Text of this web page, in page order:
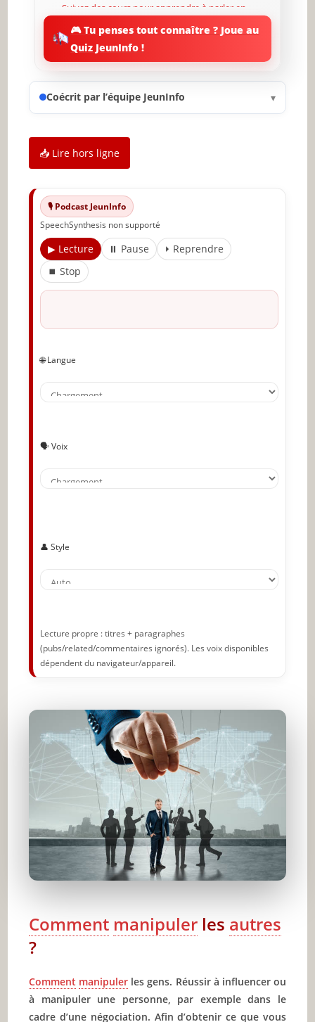
Suivez des cours pour apprendre à parler en
public
L’influence sociale est étroitement liée à
l’empathie
honnêtement et sincèrement
Soyez charismatique
Éveiller d’abord un ardent désir chez celui que
vous souhaitez influencer
Inspirez-vous des maitres du genre
Apprenez à étudier les gens
Utiliser le prénom de la personne
Faites suivre une demande déraisonnable par
une autre, plus sensée
Faites une demande inhabituelle avant de
Le pied dans la porte
Utilisez la corruption
Jouez à la victime
Classer émotionnellement la personne
Le défi
Ne cassez pas votre personnage
Manipulez vos amis(es)
Manipulez l’être cher
Travaillez votre image
Manipulez votre chef
Conclusion
✨ Nouveau sur JeunInfo ?
Articles recommandés
🎮 Tu penses tout connaître ? Joue au
Quiz JeunInfo !
Coécrit par l’équipe JeunInfo ▾
📥 Lire hors ligne
🎙️ Podcast JeunInfo
SpeechSynthesis non supporté
▶ Lecture ⏸ Pause
⏵ Reprendre
⏹ Stop
🌐 Langue
🗣️ Voix
👤 Style
Lecture propre : titres + paragraphes
(pubs/related/commentaires ignorés). Les voix disponibles
dépendent du navigateur/appareil.
Comment manipuler les autres
?
Comment manipuler les gens. Réussir à influencer ou
à manipuler une personne, par exemple dans le
cadre d’une négociation. Afin d’obtenir ce que vous